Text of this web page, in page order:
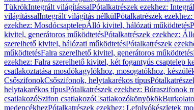
TükrökIntegrált világítássalPótalkatrészek ezekhez:
világítássalIntegrált világítás nélkülPótalkatrészek
ezekhez: MosdócsaptelepÁlló kivitel, hálózati működtetés
kivitel, generátoros működtetésPótalkatrészek ezekhez:
szerelhető kivitel, hálózati működtetésPótalkatrészek
működtetésFalra szerelhető kivitel, generátoros működtetés
ezekhez: Falra szerelhető kivitel, két fogantyús csaptelep
csatlakoztatása mosdókagylókhoz, mosogatókhoz,
CsőszifonokCsőszifonok, helytakarékos típus
helytakarékos típusPótalkatrészek ezekhez: Búraszifonok
csatlakozóSzifon csatlakozóCsatlakozókönyökök
medencékhezPótalkatrészek ezekhez: Lefolyókészletek